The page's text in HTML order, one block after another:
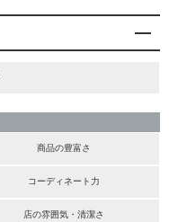
商品の豊富さ
コーディネート力
店の雰囲気・清潔さ